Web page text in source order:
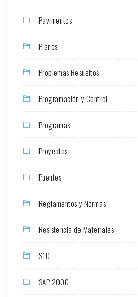
Pavimentos
Planos
Problemas Resueltos
Programación y Control
Programas
Proyectos
Puentes
Reglamentos y Normas
Resistencia de Materiales
S10
SAP 2000